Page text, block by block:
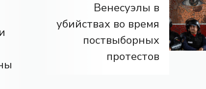
Венесуэлы в
убийствах во время
поствыборных
протестов